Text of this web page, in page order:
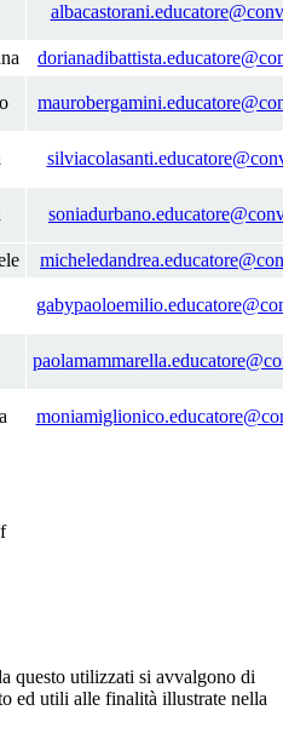
questo utilizzati si avvalgono di
ed utili alle finalità illustrate nella